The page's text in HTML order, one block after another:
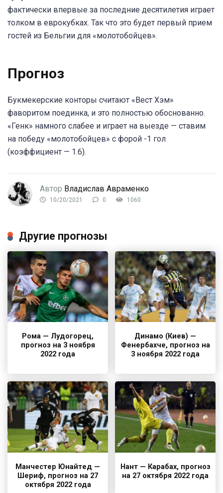
фактически впервые за последние десятилетия играет
толком в еврокубках. Так что это будет первый прием
гостей из Бельгии для «молотобойцев».
Прогноз
Букмекерские конторы считают «Вест Хэм»
фаворитом поединка, и это полностью обоснованно.
«Генк» намного слабее и играет на выезде — ставим
на победу «молотобойцев» с форой -1 гол
(коэффициент — 1.6).
Автор Владислав Авраменко
10/20/2021 0 1060
Другие прогнозы
Рома — Лудогорец,
прогноз на 3 ноября
2022 года
Динамо (Киев) —
Фенербахче, прогноз на
3 ноября 2022 года
Манчестер Юнайтед —
Шериф, прогноз на 27
октября 2022 года
Нант — Карабах, прогноз
на 27 октября 2022 года